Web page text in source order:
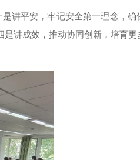
是讲平安，牢记安全第一理念，确
是讲成效，推动协同创新，培育更